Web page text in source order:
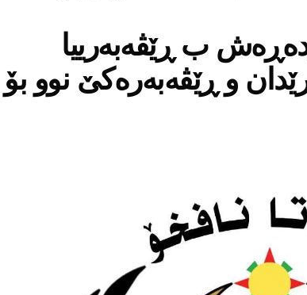
ب ڕێڤه‌به‌رییا
و ڕێڤه‌به‌ره‌كێ نوو بۆ